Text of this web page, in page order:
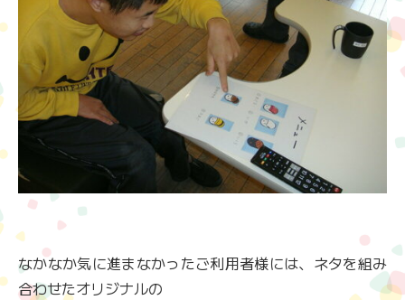
なかなか気に進まなかったご利用者様には、ネタを組み
合わせたオリジナルの